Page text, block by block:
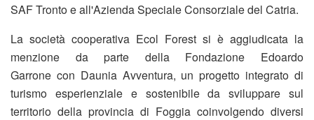
SAF Tronto e all'Azienda Speciale Consorziale del Catria.
La società cooperativa Ecol Forest si è aggiudicata la
menzione da parte della Fondazione Edoardo
Garrone con Daunia Avventura, un progetto integrato di
turismo esperienziale e sostenibile da sviluppare sul
territorio della provincia di Foggia coinvolgendo diversi